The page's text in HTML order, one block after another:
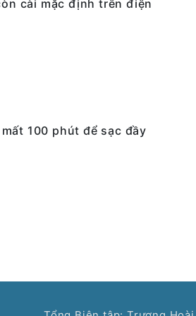
cài mặc định trên điện
100 phút để sạc đầy